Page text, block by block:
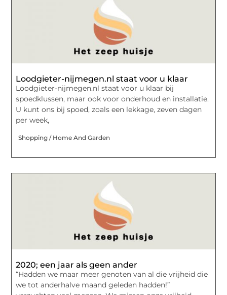
Loodgieter-nijmegen.nl staat voor u klaar
Loodgieter-nijmegen.nl staat voor u klaar bij
spoedklussen, maar ook voor onderhoud en installatie.
U kunt ons bij spoed, zoals een lekkage, zeven dagen
per week,
Shopping / Home And Garden
2020; een jaar als geen ander
“Hadden we maar meer genoten van al die vrijheid die
we tot anderhalve maand geleden hadden!”